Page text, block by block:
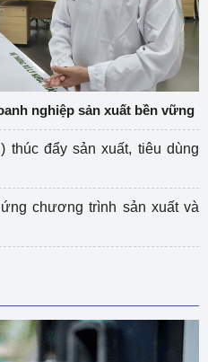
nghiệp sản xuất bền vững
thúc đẩy sản xuất, tiêu dùng
chương trình sản xuất và